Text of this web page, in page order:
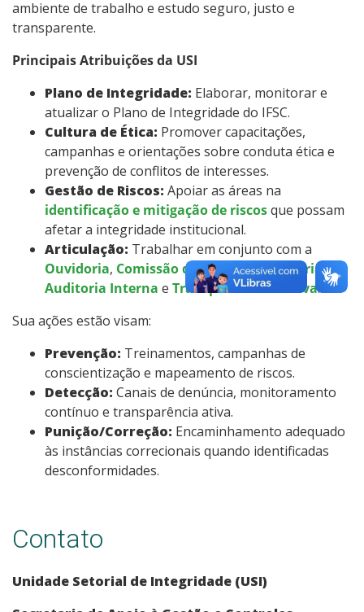
ambiente de trabalho e estudo seguro, justo e
transparente.
Principais Atribuições da USI
Plano de Integridade: Elaborar, monitorar e
atualizar o Plano de Integridade do IFSC.
Cultura de Ética: Promover capacitações,
campanhas e orientações sobre conduta ética e
prevenção de conflitos de interesses.
Gestão de Riscos: Apoiar as áreas na
identificação e mitigação de riscosque possam
afetar a integridade institucional.
Articulação: Trabalhar em conjunto com a
Ouvidoria, Comissão de Ética ,Corregedoria,
Auditoria Interna e Transparência Passiva.
Sua ações estão visam:
Prevenção: Treinamentos, campanhas de
conscientização e mapeamento de riscos.
Detecção: Canais de denúncia, monitoramento
contínuo e transparência ativa.
Punição/Correção: Encaminhamento adequado
às instâncias correcionais quando identificadas
desconformidades.
Contato
Unidade Setorial de Integridade (USI)